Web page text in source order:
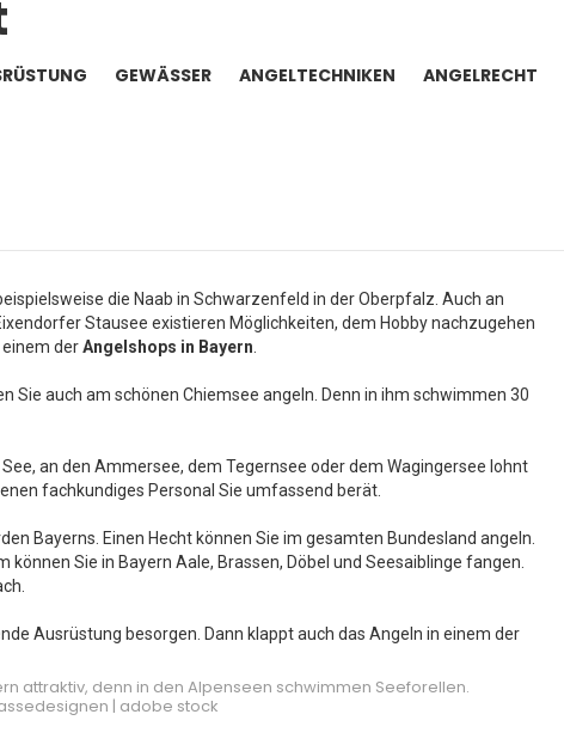
GEWÄSSER ANGELTECHNIKEN ANGELRECHT
die Naab in Schwarzenfeld in der Oberpfalz. Auch an
Stausee existieren Möglichkeiten, dem Hobby nachzugehen
derAngelshops in Bayern
Sie auch am schönen Chiemsee angeln. Denn in ihm schwimmen 30
an den Ammersee, dem Tegernsee oder dem Wagingersee lohnt
fachkundiges Personal Sie umfassend berät.
Bayerns. Einen Hecht können Sie im gesamten Bundesland angeln.
Sie in Bayern Aale, Brassen, Döbel und Seesaiblinge fangen.
attraktiv, denn in den Alpenseen schwimmen Seeforellen.
| adobe stock